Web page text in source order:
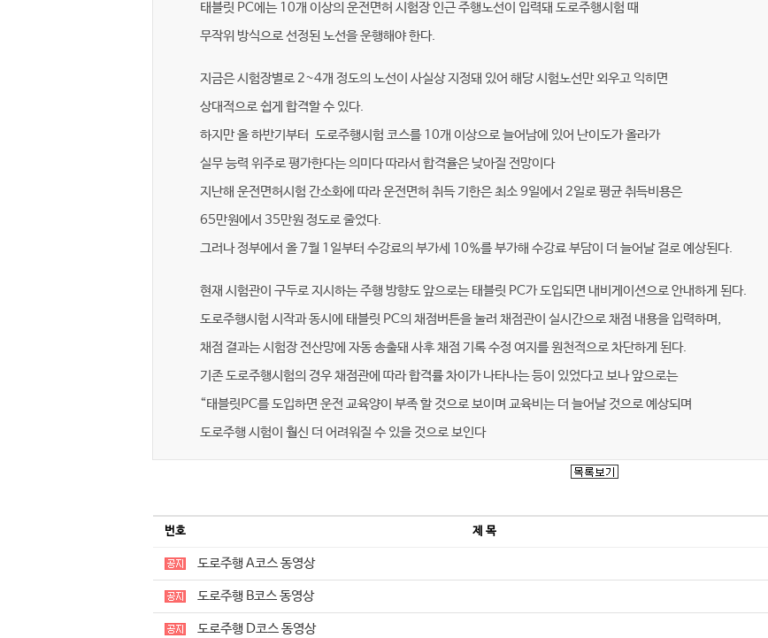
태블릿 PC에는 10개 이상의 운전면허 시험장 인근 주행노선이 입력돼 도로주행시험 때
무작위 방식으로 선정된 노선을 운행해야 한다.
지금은 시험장별로 2~4개 정도의 노선이 사실상 지정돼 있어 해당 시험노선만 외우고 익히면
상대적으로 쉽게 합격할 수 있다.
하지만 올 하반기부터 도로주행시험 코스를 10개 이상으로 늘어남에 있어 난이도가 올라가
실무 능력 위주로 평가한다는 의미다 따라서 합격율은 낮아질 전망이다
지난해 운전면허시험 간소화에 따라 운전면허 취득 기한은 최소 9일에서 2일로 평균 취득비용은
65만원에서 35만원 정도로 줄었다.
그러나 정부에서 올 7월 1일부터 수강료의 부가세 10%를 부가해 수강료 부담이 더 늘어날 걸로 예상된다.
현재 시험관이 구두로 지시하는 주행 방향도 앞으로는 태블릿 PC가 도입되면 내비게이션으로 안내하게 된다.
도로주행시험 시작과 동시에 태블릿 PC의 채점버튼을 눌러 채점관이 실시간으로 채점 내용을 입력하며,
채점 결과는 시험장 전산망에 자동 송출돼 사후 채점 기록 수정 여지를 원천적으로 차단하게 된다.
기존 도로주행시험의 경우 채점관에 따라 합격률 차이가 나타나는 등이 있었다고 보나 앞으로는
“태블릿PC를 도입하면 운전 교육양이 부족 할 것으로 보이며 교육비는 더 늘어날 것으로 예상되며
도로주행 시험이 훨신 더 어려워질 수 있을 것으로 보인다
번호
제 목
도로주행 A코스 동영상
도로주행 B코스 동영상
도로주행 D코스 동영상